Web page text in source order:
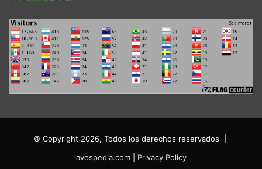
© Copyright 2026, Todos los derechos reservados |
avespedia.com| Privacy Policy